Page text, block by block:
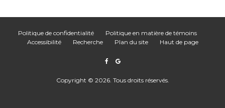
Politique de confidentialité
Politique en matière de témoins
Accessibilité
Recherche Plan du site Haut de page
Copyright © 2026. Tous droits réservés.